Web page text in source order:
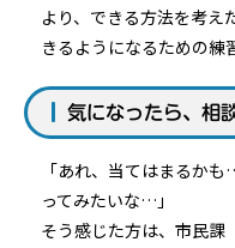
より、できる方法を考え
きるようになるための練
気になったら、相
「あれ、当てはまるか
ってみたいな…」
そう感じた方は、市民課